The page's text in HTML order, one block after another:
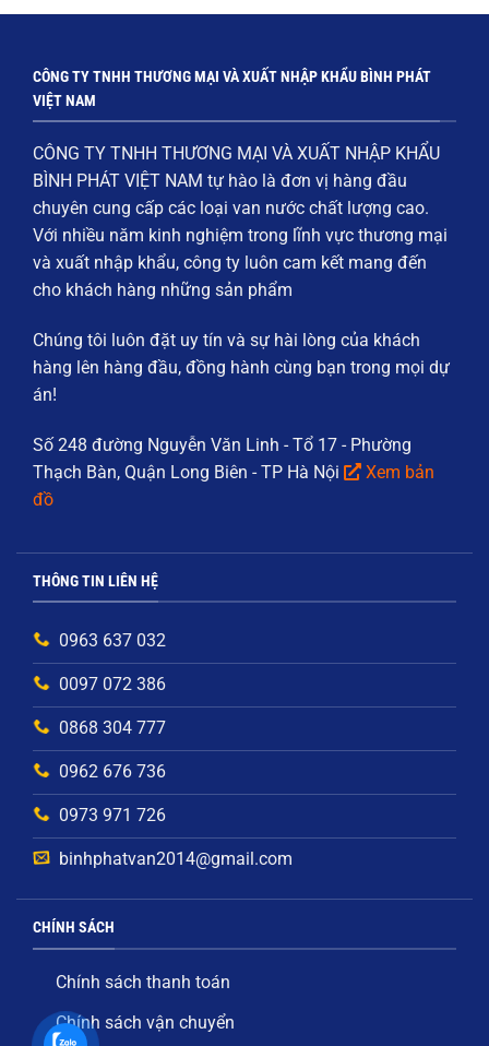
CÔNG TY TNHH THƯƠNG MẠI VÀ XUẤT NHẬP KHẨU BÌNH PHÁT
VIỆT NAM
CÔNG TY TNHH THƯƠNG MẠI VÀ XUẤT NHẬP KHẨU
BÌNH PHÁT VIỆT NAM tự hào là đơn vị hàng đầu
chuyên cung cấp các loại van nước chất lượng cao.
Với nhiều năm kinh nghiệm trong lĩnh vực thương mại
và xuất nhập khẩu, công ty luôn cam kết mang đến
cho khách hàng những sản phẩm
Chúng tôi luôn đặt uy tín và sự hài lòng của khách
hàng lên hàng đầu, đồng hành cùng bạn trong mọi dự
án!
Số 248 đường Nguyễn Văn Linh - Tổ 17 - Phường
Thạch Bàn, Quận Long Biên - TP Hà Nội
Xem bản
đồ
THÔNG TIN LIÊN HỆ
0963 637 032
0097 072 386
0868 304 777
0962 676 736
0973 971 726
binhphatvan2014@gmail.com
CHÍNH SÁCH
Chính sách thanh toán
Chính sách vận chuyển